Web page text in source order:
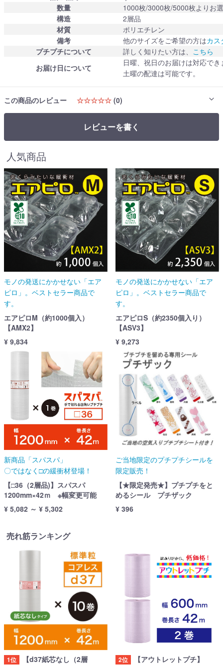
数量
1000枚/3000枚/5000枚よりお
構造
2層品
材質
ポリエチレン
備考
他のサイズをご希望の方はカス
プチプチについて
詳しく知りたい方は、 こちら
お届け日について
日曜、祝日のお届けは対応でき
土曜の配達は可能です。
この商品のレビュー ☆☆☆☆☆ (0)
レビューを書く
人気商品
モノの発送にかかせない「エア
ピロ」。ベストセラー商品で
す。
エアピロM（約1000個入）
【AMX2】
¥ 9,834
モノの発送にかかせない「エア
ピロ」。ベストセラー商品で
す。
エアピロS（約2350個入り）
【ASV3】
¥ 9,273
新商品「スパスパ」
〇ではなく□の緩衝材登場！
【□36（2層品)】スパスパ
1200mm×42ｍ ※幅変更可能
¥ 5,082 ～ ¥ 5,302
ご当地限定のプチプチシールを
限定販売！
【★限定発売★】プチプチをと
めるシール プチザック
¥ 396
売れ筋ランキング
1位
【d37紙芯なし（2層
2位
【アウトレットプチ】